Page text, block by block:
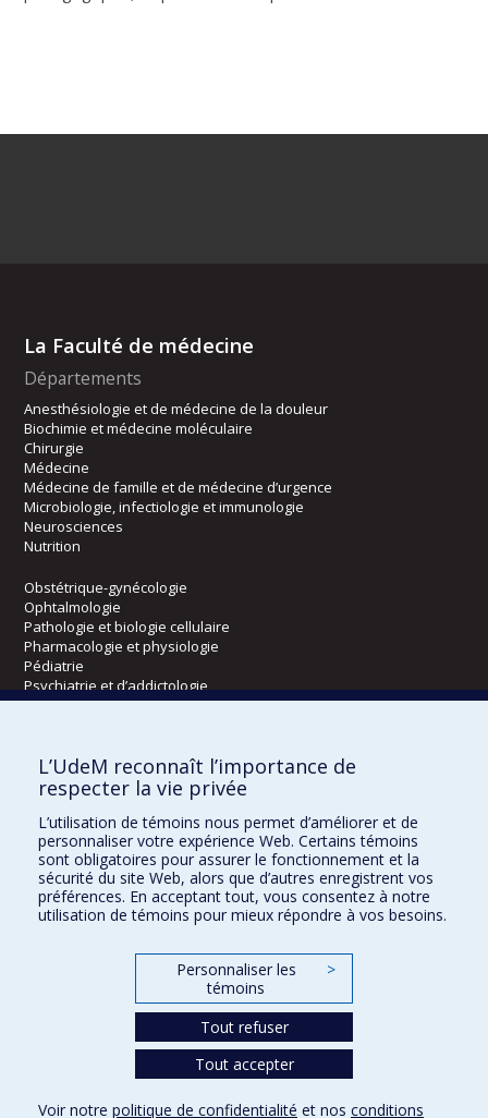
La Faculté de médecine
Départements
Anesthésiologie et de médecine de la douleur
Biochimie et médecine moléculaire
Chirurgie
Médecine
Médecine de famille et de médecine d’urgence
Microbiologie, infectiologie et immunologie
Neurosciences
Nutrition
Obstétrique-gynécologie
Ophtalmologie
Pathologie et biologie cellulaire
Pharmacologie et physiologie
Pédiatrie
Psychiatrie et d’addictologie
Radiologie, radio-oncologie et médecine nucléaire
Écoles
Orthophonie et audiologie
Réadaptation
Directions
L’UdeM reconnaît l’importance de
respecter la vie privée
L’utilisation de témoins nous permet d’améliorer et de
personnaliser votre expérience Web. Certains témoins
sont obligatoires pour assurer le fonctionnement et la
sécurité du site Web, alors que d’autres enregistrent vos
préférences. En acceptant tout, vous consentez à notre
utilisation de témoins pour mieux répondre à vos besoins.
Personnaliser les
témoins
>
Tout refuser
Tout accepter
Voir notre politique de confidentialité et nos conditions